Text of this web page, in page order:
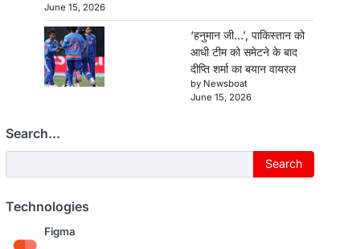
June 15, 2026
‘हनुमान जी…’, पाकिस्तान को
आधी टीम को समेटने के बाद
दीप्ति शर्मा का बयान वायरल
by Newsboat
June 15, 2026
Search...
Search
Technologies
Figma